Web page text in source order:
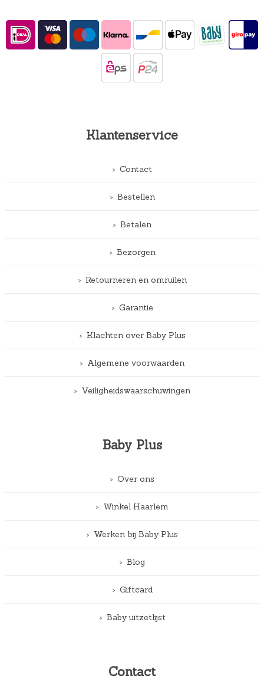
Klantenservice
Contact
Bestellen
Betalen
Bezorgen
Retourneren en omruilen
Garantie
Klachten over Baby Plus
Algemene voorwaarden
Veiligheidswaarschuwingen
Baby Plus
Over ons
Winkel Haarlem
Werken bij Baby Plus
Blog
Giftcard
Baby uitzetlijst
Contact